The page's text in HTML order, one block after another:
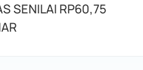
SENILAI RP60,75